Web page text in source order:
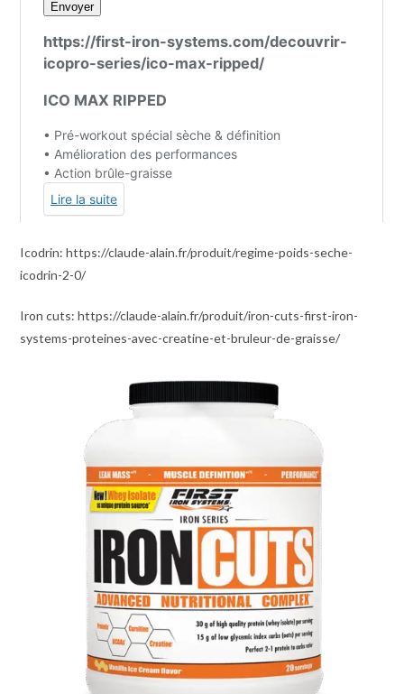
Icodrin: https://claude-alain.fr/produit/regime-poids-seche-
icodrin-2-0/
Iron cuts: https://claude-alain.fr/produit/iron-cuts-first-iron-
systems-proteines-avec-creatine-et-bruleur-de-graisse/